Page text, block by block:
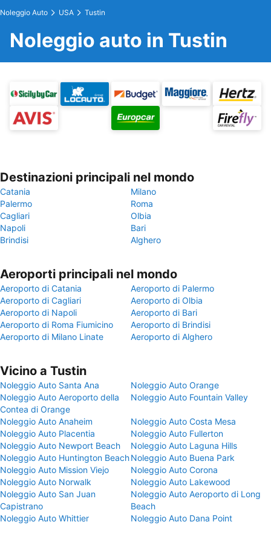
Noleggio Auto USA Tustin
Noleggio auto in Tustin
Destinazioni principali nel mondo
Catania
Milano
Palermo
Roma
Cagliari
Olbia
Napoli
Bari
Brindisi
Alghero
Aeroporti principali nel mondo
Aeroporto di Catania
Aeroporto di Palermo
Aeroporto di Cagliari
Aeroporto di Olbia
Aeroporto di Napoli
Aeroporto di Bari
Aeroporto di Roma Fiumicino
Aeroporto di Brindisi
Aeroporto di Milano Linate
Aeroporto di Alghero
Vicino a Tustin
Noleggio Auto Santa Ana
Noleggio Auto Orange
Noleggio Auto Aeroporto della
Contea di Orange
Noleggio Auto Fountain Valley
Noleggio Auto Anaheim
Noleggio Auto Costa Mesa
Noleggio Auto Placentia
Noleggio Auto Fullerton
Noleggio Auto Newport Beach
Noleggio Auto Laguna Hills
Noleggio Auto Huntington BeachNoleggio Auto Buena Park
Noleggio Auto Mission Viejo
Noleggio Auto Corona
Noleggio Auto Norwalk
Noleggio Auto Lakewood
Noleggio Auto San Juan
Capistrano
Noleggio Auto Aeroporto di Long
Beach
Noleggio Auto Whittier
Noleggio Auto Dana Point